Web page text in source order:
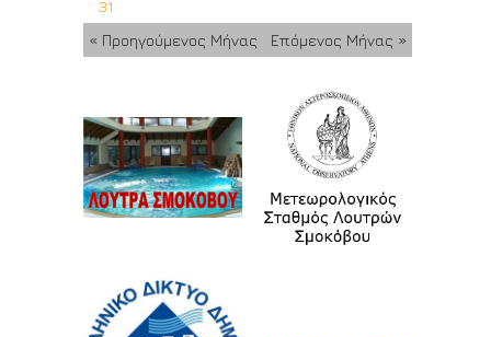
31
« Προηγούμενος Μήνας
Επόμενος Μήνας »